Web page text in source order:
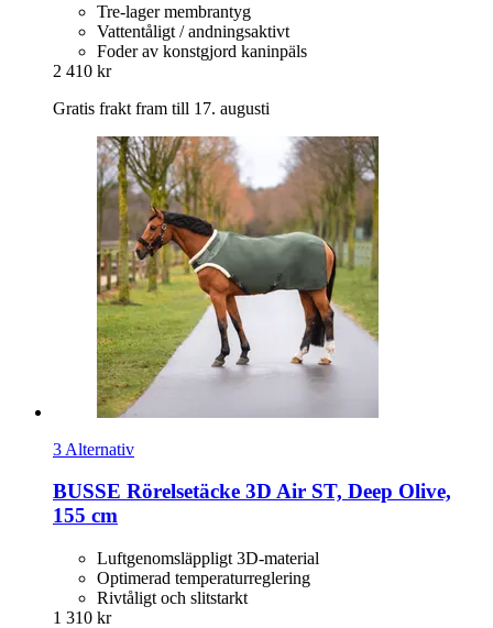
Tre-lager membrantyg
Vattentåligt / andningsaktivt
Foder av konstgjord kaninpäls
2 410 kr
Gratis frakt fram till 17. augusti
3 Alternativ
BUSSE Rörelsetäcke 3D Air ST, Deep Olive,
155 cm
Luftgenomsläppligt 3D-material
Optimerad temperaturreglering
Rivtåligt och slitstarkt
1 310 kr